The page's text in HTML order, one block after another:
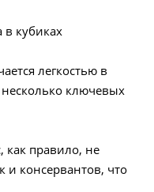
в кубиках
легкостью в
ключевых
как правило, не
и консервантов, что